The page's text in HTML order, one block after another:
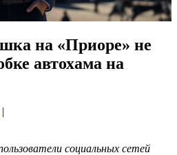
на «Приоре» не
автохама на
|
социальных сетей